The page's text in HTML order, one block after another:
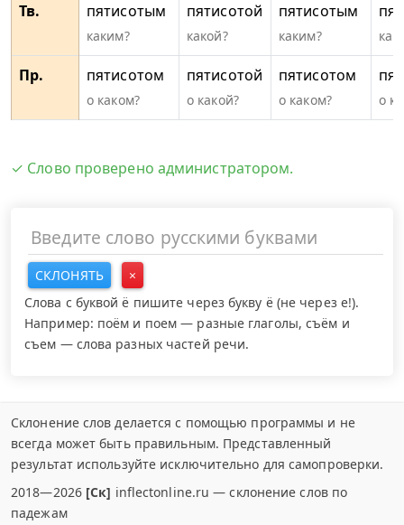
Тв. пятисотым
каким?
пятисотой
какой?
пятисотым
каким?
Пр. пятисотом
о каком?
пятисотой
о какой?
пятисотом
о каком? о
✓ Слово проверено администратором.
СКЛОНЯТЬ
×
Слова с буквой ё пишите через букву ё (не через е!).
Например: поём и поем — разные глаголы, съём и
съем — слова разных частей речи.
Склонение слов делается с помощью программы и не
всегда может быть правильным. Представленный
результат используйте исключительно для самопроверки.
2018—2026 [Ск] inflectonline.ru — склонение слов по
падежам